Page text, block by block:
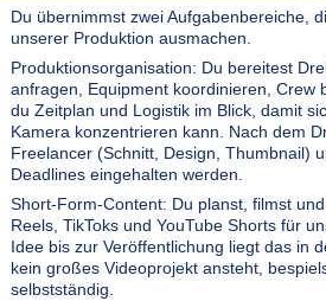
Du übernimmst zwei Aufgabenbereiche,
unserer Produktion ausmachen.
Produktionsorganisation: Du bereitest
anfragen, Equipment koordinieren, Crew
du Zeitplan und Logistik im Blick, damit
Kamera konzentrieren kann. Nach dem
Freelancer (Schnitt, Design, Thumbnail)
Deadlines eingehalten werden.
Short-Form-Content: Du planst, filmst
Reels, TikToks und YouTube Shorts für
Idee bis zur Veröffentlichung liegt das in
kein großes Videoprojekt ansteht,
selbstständig.